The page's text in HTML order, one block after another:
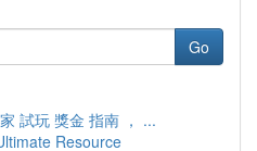
Go
試玩 獎金 指南 ， ...
Resource